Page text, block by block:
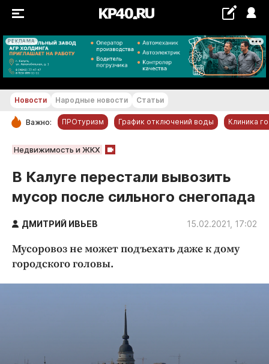
РЕКЛАМА
+22...+23 °С
РУБРИКИ
Новости компаний
Статьи
Народные новости
Благоустройство
Недвижимость и ЖКХ
Новости Народные новости Статьи
Важно: ПРОтуризм График отключений воды Клиника
Недвижимость и ЖКХ
В Калуге перестали вывозить
мусор после сильного снегопада
ДМИТРИЙ ИВЬЕВ 15.02.2021, 17:02
Мусоровоз не может подъехать даже к дому
городского головы.